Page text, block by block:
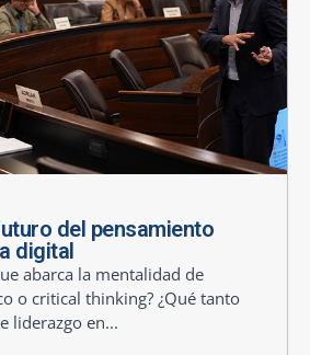
del pensamiento
digital
abarca la mentalidad de
o critical thinking? ¿Qué tanto
liderazgo en...